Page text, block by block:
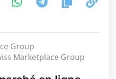
Marketplace Group